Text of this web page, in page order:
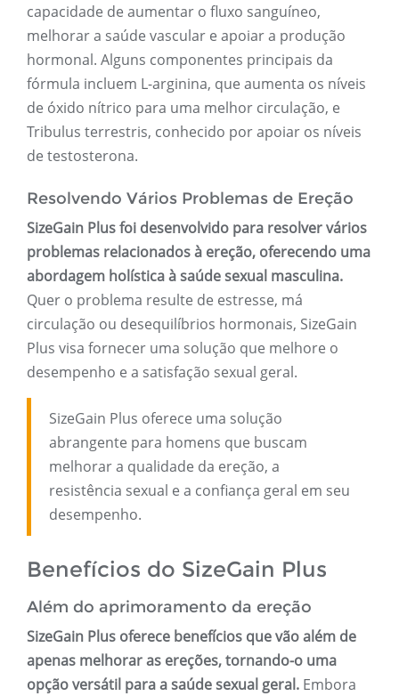
capacidade de aumentar o fluxo sanguíneo,
melhorar a saúde vascular e apoiar a produção
hormonal. Alguns componentes principais da
fórmula incluem L-arginina, que aumenta os níveis
de óxido nítrico para uma melhor circulação, e
Tribulus terrestris, conhecido por apoiar os níveis
de testosterona.
Resolvendo Vários Problemas de Ereção
SizeGain Plus foi desenvolvido para resolver vários
problemas relacionados à ereção, oferecendo uma
abordagem holística à saúde sexual masculina.
Quer o problema resulte de estresse, má
circulação ou desequilíbrios hormonais, SizeGain
Plus visa fornecer uma solução que melhore o
desempenho e a satisfação sexual geral.
SizeGain Plus oferece uma solução
abrangente para homens que buscam
melhorar a qualidade da ereção, a
resistência sexual e a confiança geral em seu
desempenho.
Benefícios do SizeGain Plus
Além do aprimoramento da ereção
SizeGain Plus oferece benefícios que vão além de
apenas melhorar as ereções, tornando-o uma
opção versátil para a saúde sexual geral. Embora